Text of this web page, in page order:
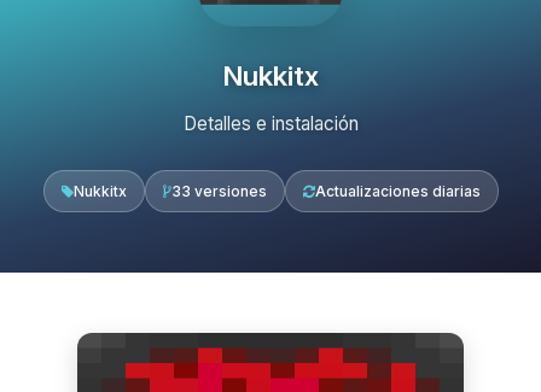
Nukkitx
Detalles e instalación
Nukkitx 33 versiones Actualizaciones diarias